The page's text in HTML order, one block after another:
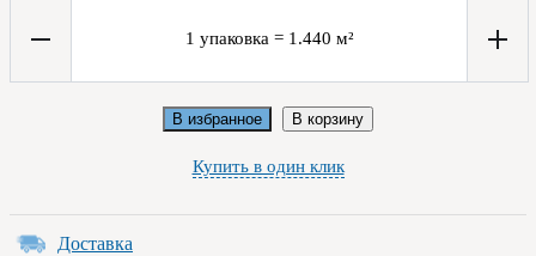
1 упаковка = 1.440 м²
В избранное В корзину
Купить в один клик
Доставка